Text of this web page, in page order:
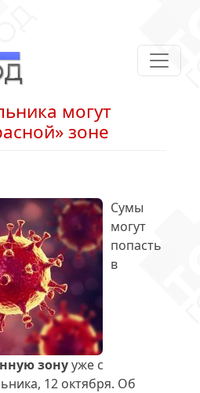
могут
зоне
Сумы
могут
попасть
в
зонууже с
12 октября. Об